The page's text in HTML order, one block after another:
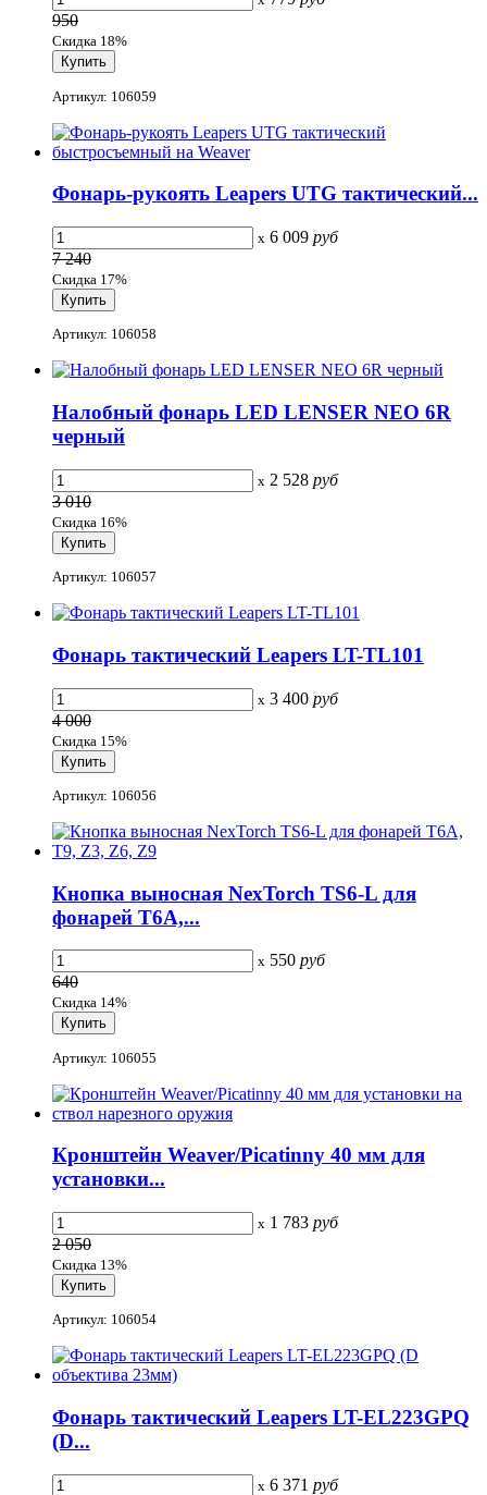
950
Скидка 18%
Артикул: 106059
Фонарь-рукоять Leapers UTG тактический...
x 6 009 руб
7 240
Скидка 17%
Артикул: 106058
Налобный фонарь LED LENSER NEO 6R
черный
x 2 528 руб
3 010
Скидка 16%
Артикул: 106057
Фонарь тактический Leapers LT-TL101
x 3 400 руб
4 000
Скидка 15%
Артикул: 106056
Кнопка выносная NexTorch TS6-L для
фонарей T6A,...
x 550 руб
640
Скидка 14%
Артикул: 106055
Кронштейн Weaver/Picatinny 40 мм для
установки...
x 1 783 руб
2 050
Скидка 13%
Артикул: 106054
Фонарь тактический Leapers LT-EL223GPQ
(D...
x 6 371 руб